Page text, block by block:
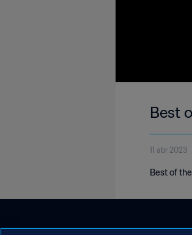
Best
11 abr 2023
Best of